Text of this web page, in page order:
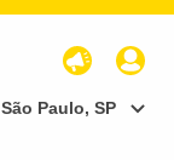
São Paulo, SP